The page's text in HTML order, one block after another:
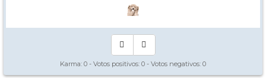
Karma: 0 - Votos positivos: 0 - Votos negativos: 0